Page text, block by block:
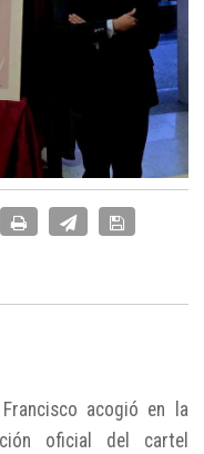
acogió en la
oficial del cartel